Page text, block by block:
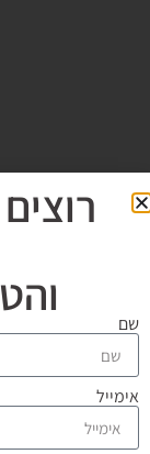
שם
אימייל